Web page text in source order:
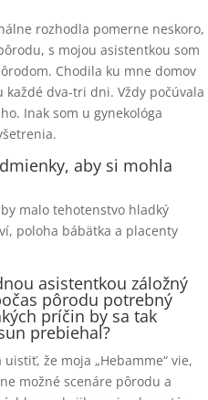
rozhodla pomerne neskoro,
s mojou asistentkou som
Chodila ku mne domov
dva-tri dni. Vždy počúvala
Inak som u gynekológa
aby si mohla
malo tehotenstvo hladký
poloha bábätka a placenty
asistentkou záložný
pôrodu potrebný
príčin by sa tak
prebiehal?
že moja „Hebamme“ vie,
možné scenáre pôrodu a